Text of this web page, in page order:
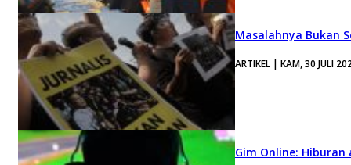
Masalahnya Bukan
ARTIKEL | KAM, 30 JULI
Gim Online: